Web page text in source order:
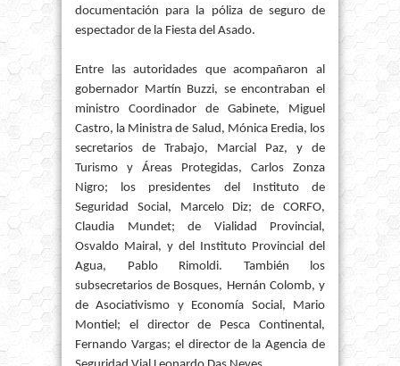
documentación para la póliza de seguro de
espectador de la Fiesta del Asado.
Entre las autoridades que acompañaron al
gobernador Martín Buzzi, se encontraban el
ministro Coordinador de Gabinete, Miguel
Castro, la Ministra de Salud, Mónica Eredia, los
secretarios de Trabajo, Marcial Paz, y de
Turismo y Áreas Protegidas, Carlos Zonza
Nigro; los presidentes del Instituto de
Seguridad Social, Marcelo Diz; de CORFO,
Claudia Mundet; de Vialidad Provincial,
Osvaldo Mairal, y del Instituto Provincial del
Agua, Pablo Rimoldi. También los
subsecretarios de Bosques, Hernán Colomb, y
de Asociativismo y Economía Social, Mario
Montiel; el director de Pesca Continental,
Fernando Vargas; el director de la Agencia de